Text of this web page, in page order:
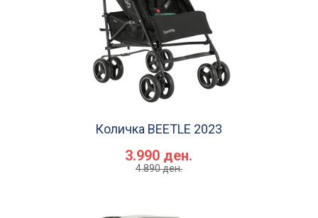
Количка BEETLE 2023
3.990 ден.
4.890 ден.